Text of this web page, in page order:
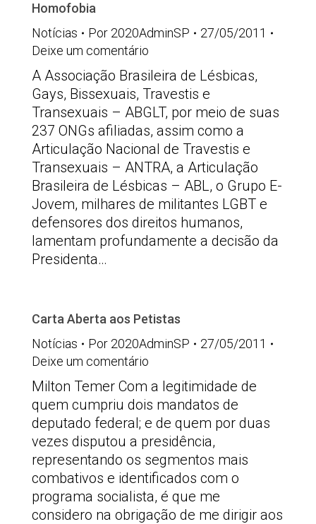
Homofobia
Notícias
Por 2020AdminSP
27/05/2011
Deixe um comentário
A Associação Brasileira de Lésbicas,
Gays, Bissexuais, Travestis e
Transexuais – ABGLT, por meio de suas
237 ONGs afiliadas, assim como a
Articulação Nacional de Travestis e
Transexuais – ANTRA, a Articulação
Brasileira de Lésbicas – ABL, o Grupo E-
Jovem, milhares de militantes LGBT e
defensores dos direitos humanos,
lamentam profundamente a decisão da
Presidenta…
Carta Aberta aos Petistas
Notícias
Por 2020AdminSP
27/05/2011
Deixe um comentário
Milton Temer Com a legitimidade de
quem cumpriu dois mandatos de
deputado federal; e de quem por duas
vezes disputou a presidência,
representando os segmentos mais
combativos e identificados com o
programa socialista, é que me
considero na obrigação de me dirigir aos